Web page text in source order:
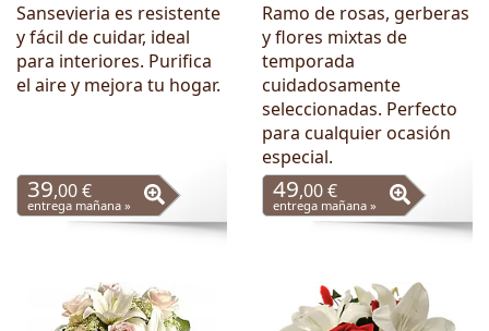
Sansevieria es resistente
y fácil de cuidar, ideal
para interiores. Purifica
el aire y mejora tu hogar.
39,00 €
entrega mañana »
Ramo de rosas, gerberas
y flores mixtas de
temporada
cuidadosamente
seleccionadas. Perfecto
para cualquier ocasión
especial.
49,00 €
entrega mañana »